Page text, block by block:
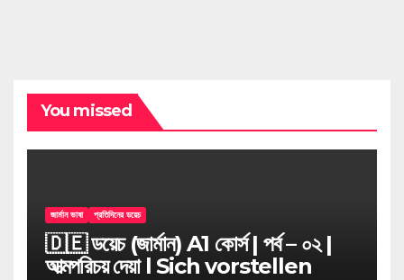
You missed
জার্মান ভাষা প্রতিদিনের ডয়েচ
🇩🇪 ডয়েচ (জার্মান) A1 কোর্স | পর্ব – ০২ |
আত্মপরিচয় দেয়া l Sich vorstellen